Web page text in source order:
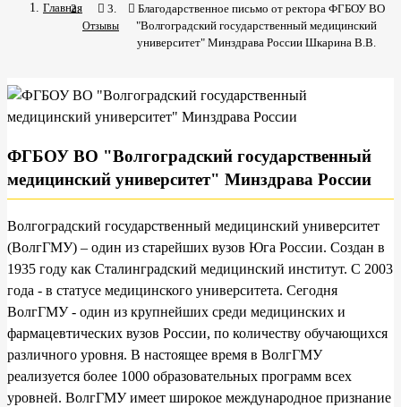
Главная
Отзывы
Благодарственное письмо от ректора ФГБОУ ВО
"Волгоградский государственный медицинский
университет" Минздрава России Шкарина В.В.
ФГБОУ ВО "Волгоградский государственный
медицинский университет" Минздрава России
Волгоградский государственный медицинский университет
(ВолгГМУ) – один из старейших вузов Юга России. Создан в
1935 году как Сталинградский медицинский институт. С 2003
года - в статусе медицинского университета. Сегодня
ВолгГМУ - один из крупнейших среди медицинских и
фармацевтических вузов России, по количеству обучающихся
различного уровня. В настоящее время в ВолгГМУ
реализуется более 1000 образовательных программ всех
уровней. ВолгГМУ имеет широкое международное признание